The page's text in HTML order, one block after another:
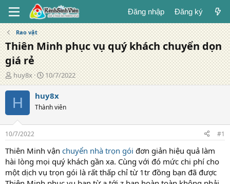
Đăng nhập Đăng ký
Rao vặt
Thiên Minh phục vụ quý khách chuyển dọn
giá rẻ
T
á
c
g
ả
huy8x
N
g
à
y
đ
g
10/7/2022
H huy8x
Thành viên
10/7/2022 #1
Thiên Minh vận chuyển nhà trọn gói đơn giản hiệu quả làm
hài lòng mọi quý khách gần xa. Cùng với đó mức chi phí cho
một dịch vụ trọn gói là rất thấp chỉ từ 1tr đồng bạn đã được